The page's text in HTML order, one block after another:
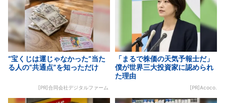
“宝くじは運じゃなかった”当た
る人の“共通点”を知っただけ
[PR]合同会社デジタルファーム
「まるで株価の天気予報士だ」
僕が世界三大投資家に認められ
た理由
[PR]Acoco.